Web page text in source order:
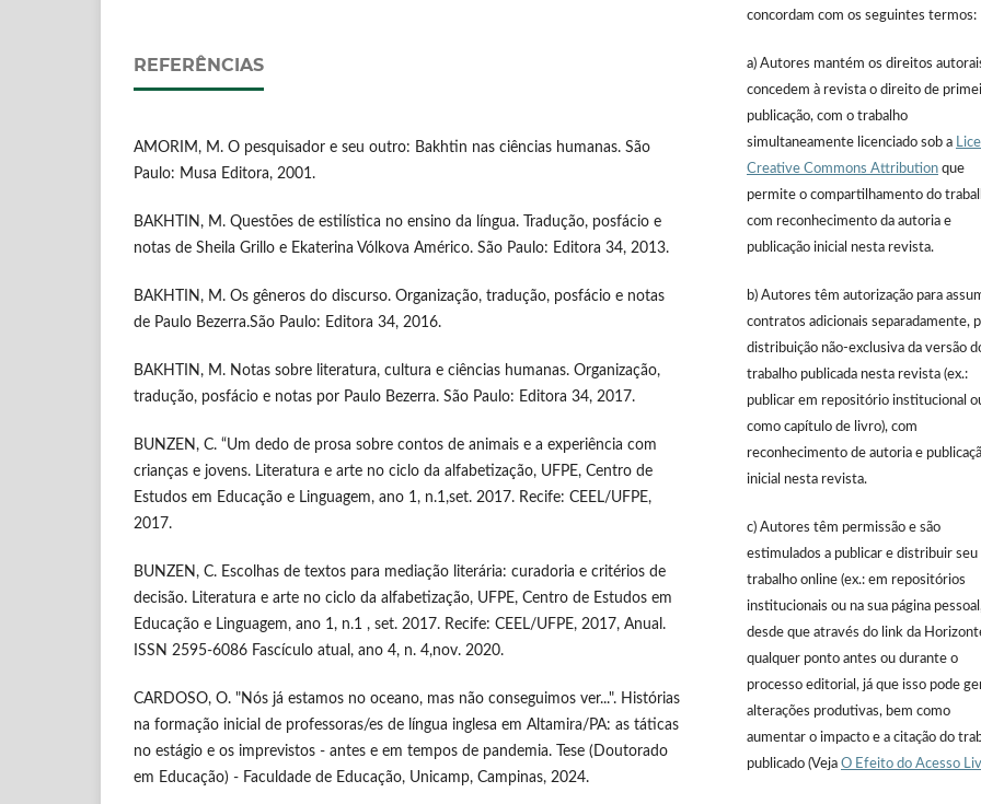
REFERÊNCIAS
AMORIM, M. O pesquisador e seu outro: Bakhtin nas ciências humanas. São
Paulo: Musa Editora, 2001.
BAKHTIN, M. Questões de estilística no ensino da língua. Tradução, posfácio e
notas de Sheila Grillo e Ekaterina Vólkova Américo. São Paulo: Editora 34, 2013.
BAKHTIN, M. Os gêneros do discurso. Organização, tradução, posfácio e notas
de Paulo Bezerra.São Paulo: Editora 34, 2016.
BAKHTIN, M. Notas sobre literatura, cultura e ciências humanas. Organização,
tradução, posfácio e notas por Paulo Bezerra. São Paulo: Editora 34, 2017.
BUNZEN, C. “Um dedo de prosa sobre contos de animais e a experiência com
crianças e jovens. Literatura e arte no ciclo da alfabetização, UFPE, Centro de
Estudos em Educação e Linguagem, ano 1, n.1,set. 2017. Recife: CEEL/UFPE,
2017.
BUNZEN, C. Escolhas de textos para mediação literária: curadoria e critérios de
decisão. Literatura e arte no ciclo da alfabetização, UFPE, Centro de Estudos em
Educação e Linguagem, ano 1, n.1 , set. 2017. Recife: CEEL/UFPE, 2017, Anual.
ISSN 2595-6086 Fascículo atual, ano 4, n. 4,nov. 2020.
CARDOSO, O. "Nós já estamos no oceano, mas não conseguimos ver...". Histórias
na formação inicial de professoras/es de língua inglesa em Altamira/PA: as táticas
no estágio e os imprevistos - antes e em tempos de pandemia. Tese (Doutorado
em Educação) - Faculdade de Educação, Unicamp, Campinas, 2024.
concordam com os seguintes termos:
a) Autores mantém os direitos
concedem à revista o direito de
publicação, com o trabalho
simultaneamente licenciado sob a
Creative Commons Attribution que
permite o compartilhamento do
com reconhecimento da autoria e
publicação inicial nesta revista.
b) Autores têm autorização para
contratos adicionais separadamente,
distribuição não-exclusiva da versão
trabalho publicada nesta revista (ex.:
publicar em repositório institucional
como capítulo de livro), com
reconhecimento de autoria e
inicial nesta revista.
c) Autores têm permissão e são
estimulados a publicar e distribuir seu
trabalho online (ex.: em repositórios
institucionais ou na sua página
desde que através do link da
qualquer ponto antes ou durante o
processo editorial, já que isso pode
alterações produtivas, bem como
aumentar o impacto e a citação do
publicado (Veja O Efeito do Acesso